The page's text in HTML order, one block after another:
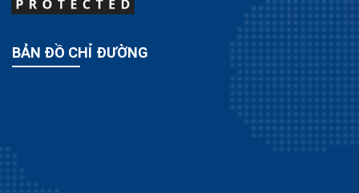
BẢN ĐỒ CHỈ ĐƯỜNG